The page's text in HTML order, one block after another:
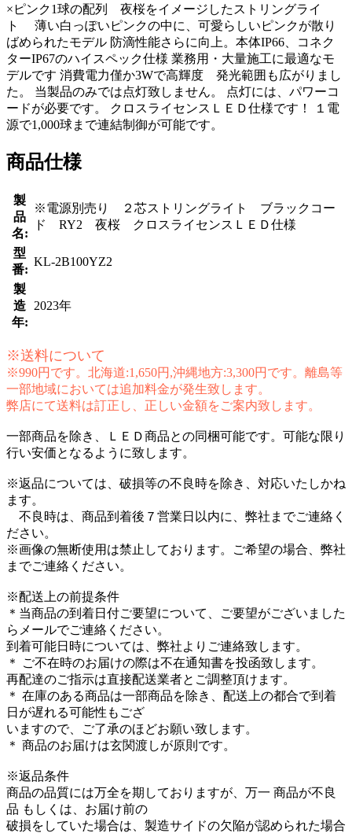
×ピンク1球の配列 夜桜をイメージしたストリングライ
ト 薄い白っぽいピンクの中に、可愛らしいピンクが散り
ばめられたモデル 防滴性能さらに向上。本体IP66、コネク
ターIP67のハイスペック仕様 業務用・大量施工に最適なモ
デルです 消費電力僅か3Wで高輝度 発光範囲も広がりまし
た。 当製品のみでは点灯致しません。 点灯には、パワーコ
ードが必要です。 クロスライセンスＬＥＤ仕様です！ １電
源で1,000球まで連結制御が可能です。
商品仕様
製
品
名:
※電源別売り ２芯ストリングライト ブラックコー
ド RY2 夜桜 クロスライセンスＬＥＤ仕様
型
番:
KL-2B100YZ2
製
造
年:
2023年
※送料について
※990円です。北海道:1,650円,沖縄地方:3,300円です。離島等
一部地域においては追加料金が発生致します。
弊店にて送料は訂正し、正しい金額をご案内致します。
一部商品を除き、ＬＥＤ商品との同梱可能です。可能な限り
行い安価となるように致します。
※返品については、破損等の不良時を除き、対応いたしかね
ます。
不良時は、商品到着後７営業日以内に、弊社までご連絡く
ださい。
※画像の無断使用は禁止しております。ご希望の場合、弊社
までご連絡ください。
※配送上の前提条件
＊当商品の到着日付ご要望について、ご要望がございました
らメールでご連絡ください。
到着可能日時については、弊社よりご連絡致します。
＊ ご不在時のお届けの際は不在通知書を投函致します。
再配達のご指示は直接配送業者とご調整頂けます。
＊ 在庫のある商品は一部商品を除き、配送上の都合で到着
日が遅れる可能性もござ
いますので、ご了承のほどお願い致します。
＊ 商品のお届けは玄関渡しが原則です。
※返品条件
商品の品質には万全を期しておりますが、万一 商品が不良
品 もしくは、お届け前の
破損をしていた場合は、製造サイドの欠陥が認められた場合